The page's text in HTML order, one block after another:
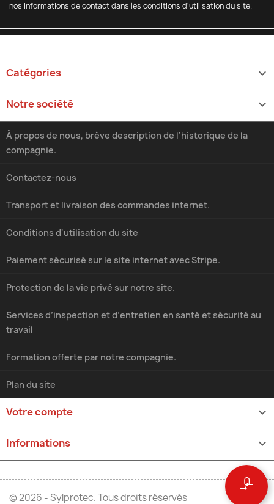
0
compare_arrows
nos informations de contact dans les conditions d'utilisation du site.
Catégories 
Notre société 
Transport et livraison des commandes internet.
Conditions d'utilisation du site
À propos de nous, brève description de l'historique de la
compagnie.
Paiement sécurisé sur le site internet avec Stripe.
Protection de la vie privé sur notre site.
Services d’inspection et d’entretien en santé et sécurité au
travail
Formation offerte par notre compagnie.
Contactez-nous
Plan du site
Votre compte 
Informations keyboard_arrow_down
© 2026 - Sylprotec. Tous droits réservés